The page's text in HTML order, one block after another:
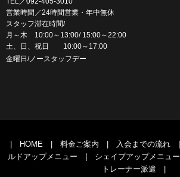
営業時間／24時間営業・年中無休
スタッフ滞在時間/
月～木 10:00～13:00/ 15:00～22:00
土、日、祝日 10:00～17:00
金曜日/ノースタッフデー
HOME 料金ご案内 入会までの流れ
ルドアップメニュー
シェイプアップメニュー
トレーナー派遣